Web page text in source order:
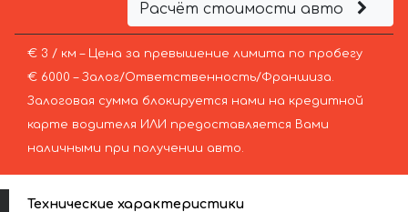
Расчёт стоимости авто
€ 3 / км – Цена за превышение лимита по пробегу
€ 6000 – Залог/Ответственность/Франшиза.
Залоговая сумма блокируется нами на кредитной
карте водителя ИЛИ предоставляется Вами
наличными при получении авто.
Технические характеристики